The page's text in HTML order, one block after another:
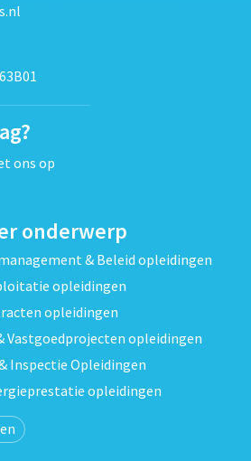
ons op
onderwerp
& Beleid opleidingen
opleidingen
opleidingen
opleidingen
Inspectie Opleidingen
opleidingen